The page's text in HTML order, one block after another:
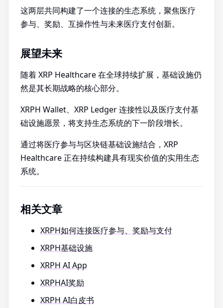
这两层共同构建了一个连接的生态系统，聚焦医疗
参与、奖励、互操作性与未来医疗支付创新。
展望未来
随着 XRP Healthcare 在全球持续扩展，基础设施仍
然是其长期战略的核心部分。
XRPH Wallet、XRP Ledger 连接性以及医疗支付基
础设施愿景，将支持生态系统的下一阶段增长。
通过将医疗参与与区块链基础设施结合，XRP
Healthcare 正在持续构建具有现实价值的实用生态
系统。
相关文章
XRPH如何连接医疗参与、奖励与支付
XRPH基础设施
XRPH AI App
XRPHAI奖励
XRPH AI白皮书